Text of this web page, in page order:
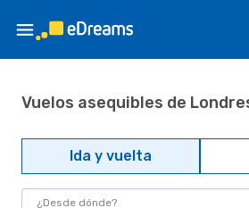
Vuelos asequibles de
Ida y vuelta
¿Desde dónde?